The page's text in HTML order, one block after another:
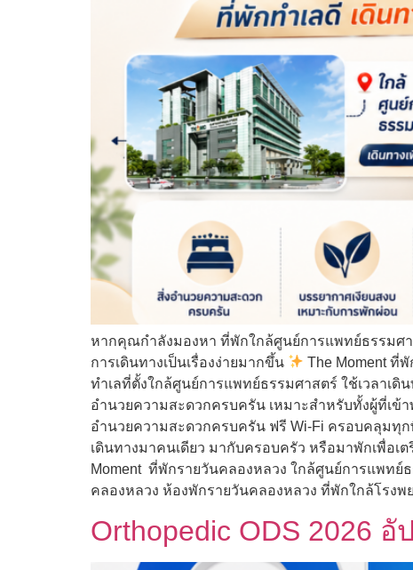
หากคุณกำลังมองหา ที่พักใกล้ศูนย์การแพทย์ธรรมศ
การเดินทางเป็นเรื่องง่ายมากขึ้น
The Moment ที่
ทำเลที่ตั้งใกล้ศูนย์การแพทย์ธรรมศาสตร์ ใช้เวลาเดิ
อำนวยความสะดวกครบครัน เหมาะสำหรับทั้งผู้ที่เข้
อำนวยความสะดวกครบครัน ฟรี Wi-Fi ครอบคลุมทุก
เดินทางมาคนเดียว มากับครอบครัว หรือมาพักเพื่อ
Moment ที่พักรายวันคลองหลวง ใกล้ศูนย์การแพทย์
คลองหลวง ห้องพักรายวันคลองหลวง ที่พักใกล้โรง
Orthopedic ODS 2026